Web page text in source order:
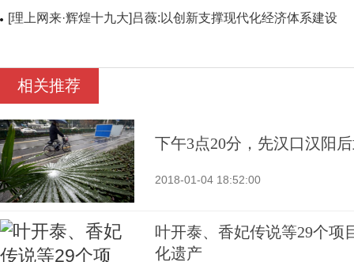
[理上网来·辉煌十九大]吕薇:以创新支撑现代化经济体系建设
相关推荐
下午3点20分，先汉口汉阳
2018-01-04 18:52:00
叶开泰、香妃传说等29个项
化遗产